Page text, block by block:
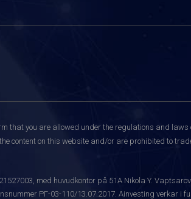
that you are allowed under the regulations and laws
content on this website and/or are prohibited to
med huvudkontor på 51A Nikola Y.
РГ-03-110/13.07.2017. Ainvesting verkar i